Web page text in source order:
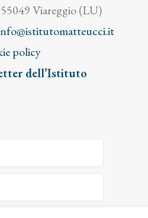
Viareggio (LU)
policy
dell’Istituto